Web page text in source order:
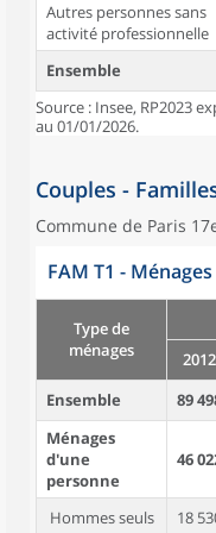
Autres personnes sans
activité professionnelle
Ensemble
Source : Insee, RP2023
au 01/01/2026.
Couples -
Commune de Paris
FAM T1 -
Type de
ménages
2012
Ensemble
89
Ménages
d'une
personne
46
Hommes seuls 18